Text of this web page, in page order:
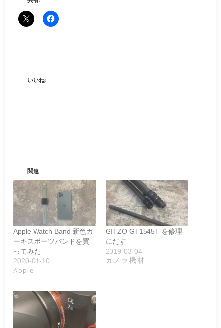
いいね:
関連
Apple Watch Band 新色カ
ーキスポーツバンドを買
ってみた
2020-01-10
Apple
GITZO GT1545T を修理
にだす
2019-03-04
カメラ機材